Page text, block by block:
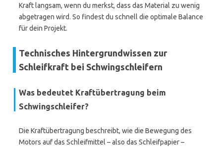
Kraft langsam, wenn du merkst, dass das Material zu wenig
abgetragen wird. So findest du schnell die optimale Balance
für dein Projekt.
Technisches Hintergrundwissen zur
Schleifkraft bei Schwingschleifern
Was bedeutet Kraftübertragung beim
Schwingschleifer?
Die Kraftübertragung beschreibt, wie die Bewegung des
Motors auf das Schleifmittel – also das Schleifpapier –